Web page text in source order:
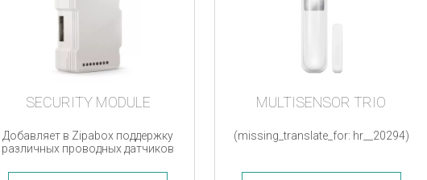
SECURITY MODULE
Добавляет в Zipabox поддержку
различных проводных датчиков
MULTISENSOR TRIO
(missing_translate_for: hr__20294)